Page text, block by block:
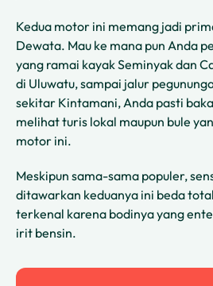
Kedua motor ini memang jadi
Dewata. Mau ke mana pun Anda
yang ramai kayak Seminyak dan
di Uluwatu, sampai jalur
sekitar Kintamani, Anda pasti
melihat turis lokal maupun bule
motor ini.
Meskipun sama-sama populer,
ditawarkan keduanya ini beda
terkenal karena bodinya yang
irit bensin.